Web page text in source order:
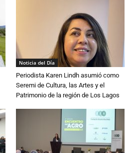
Noticia del Día
Periodista Karen Lindh asumió como
Seremi de Cultura, las Artes y el
Patrimonio de la región de Los Lagos